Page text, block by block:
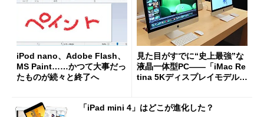
iPod nano、Adobe Flash、
MS Paint……かつて大事だっ
たものが続々と終了へ
見た目がすでに“史上最強”な
液晶一体型PC――「iMac Re
tina 5Kディスプレイモデル」
「iPad mini 4」はどこが進化した？